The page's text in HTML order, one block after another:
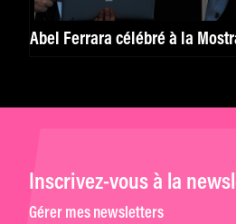
Abel Ferrara célébré à la
Inscrivez-vous à la
Gérer mes newsletters